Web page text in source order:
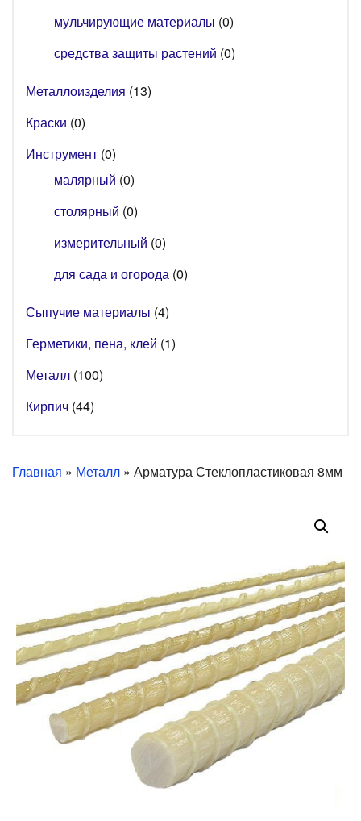
мульчирующие материалы (0)
средства защиты растений (0)
Металлоизделия (13)
Краски (0)
Инструмент (0)
малярный (0)
столярный (0)
измерительный (0)
для сада и огорода (0)
Сыпучие материалы (4)
Герметики, пена, клей (1)
Металл (100)
Кирпич (44)
Главная » Металл » Арматура Стеклопластиковая 8мм